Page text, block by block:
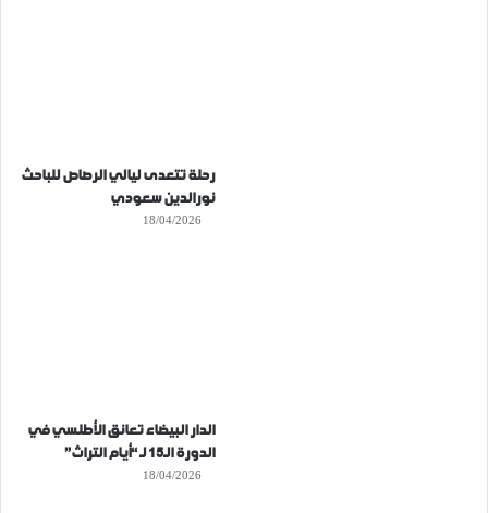
رحلة تتعدى ليالي الرصاص للباحث
نورالدين سعودي
18/04/2026
الدار البيضاء تعانق الأطلسي في
الدورة الـ15 لـ “أيام التراث”
18/04/2026